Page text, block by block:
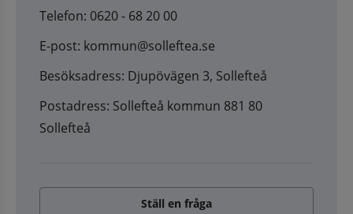
Telefon: 0620 - 68 20 00
E-post: kommun@solleftea.se
Besöksadress: Djupövägen 3, Sollefteå
Postadress: Sollefteå kommun 881 80
Sollefteå
Ställ en fråga